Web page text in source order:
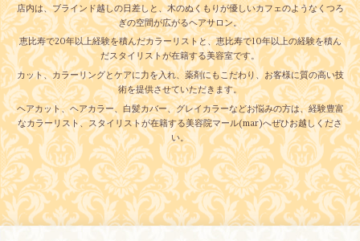
店内は、ブラインド越しの日差しと、木のぬくもりが優しいカフェのようなくつろ
ぎの空間が広がるヘアサロン。
恵比寿で20年以上経験を積んだカラーリストと、恵比寿で10年以上の経験を積ん
だスタイリストが在籍する美容室です。
カット、カラーリングとケアに力を入れ、薬剤にもこだわり、お客様に質の高い技
術を提供させていただきます。
ヘアカット、ヘアカラー、白髪カバー、グレイカラーなどお悩みの方は、経験豊富
なカラーリスト、スタイリストが在籍する美容院マール(mar)へぜひお越しくださ
い。